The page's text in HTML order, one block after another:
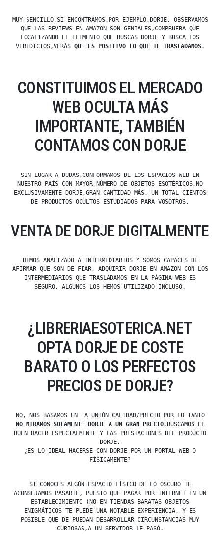
MUY SENCILLO,SI ENCONTRAMOS,POR EJEMPLO,DORJE, OBSERVAMOS
QUE LAS REVIEWS EN AMAZON SON GENIALES,COMPRUEBA QUE
LOCALIZANDO EL ELEMENTO QUE BUSCAS DORJE Y BUSCA LOS
VEREDICTOS,VERÁS QUE ES POSITIVO LO QUE TE TRASLADAMOS.
CONSTITUIMOS EL MERCADO
WEB OCULTA MÁS
IMPORTANTE, TAMBIÉN
CONTAMOS CON DORJE
SIN LUGAR A DUDAS,CONFORMAMOS DE LOS ESPACIOS WEB EN
NUESTRO PAÍS CON MAYOR NÚMERO DE OBJETOS ESOTÉRICOS,NO
EXCLUSIVAMENTE DORJE,GRAN CANTIDAD MÁS, UN TOTAL CIENTOS
DE PRODUCTOS OCULTOS ESTUDIADOS PARA VOSOTROS.
VENTA DE DORJE DIGITALMENTE
HEMOS ANALIZADO A INTERMEDIARIOS Y SOMOS CAPACES DE
AFIRMAR QUE SON DE FIAR, ADQUIRIR DORJE EN AMAZON CON LOS
INTERMEDIARIOS QUE TRASLADAMOS EN LA PÁGINA WEB ES
SEGURO, ALGUNOS LOS HEMOS UTILIZADO INCLUSO.
¿LIBRERIAESOTERICA.NET
OPTA DORJE DE COSTE
BARATO O LOS PERFECTOS
PRECIOS DE DORJE?
NO, NOS BASAMOS EN LA UNIÓN CALIDAD/PRECIO POR LO TANTO
NO MIRAMOS SOLAMENTE DORJE A UN GRAN PRECIO,BUSCAMOS EL
BUEN HACER ESPECIALMENTE Y LAS PRESTACIONES DEL PRODUCTO
DORJE.
¿ES LO IDEAL HACERSE CON DORJE POR UN PORTAL WEB O
FÍSICAMENTE?
SI CONOCES ALGÚN ESPACIO FÍSICO DE LO OSCURO TE
ACONSEJAMOS PASARTE, PUESTO QUE PAGAR POR INTERNET EN UN
ESTABLECIMIENTO (NO EN TIENDAS BARATAS OBJETOS
ENIGMÁTICOS TE PUEDE UNA NOTABLE EXPERIENCIA, Y ES
POSIBLE QUE DE PUEDAN DESARROLLAR CIRCUNSTANCIAS MUY
CURIOSAS,A UN SERVIDOR LE PASÓ.